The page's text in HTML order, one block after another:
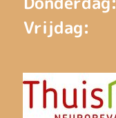
Vrijdag: